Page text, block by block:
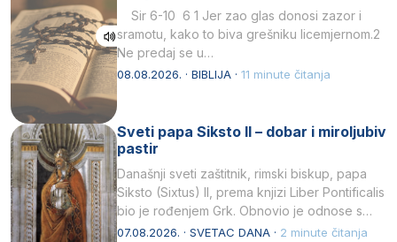
Sir 6-10 6 1 Jer zao glas donosi zazor i
sramotu, kako to biva grešniku licemjernom.2
Ne predaj se u…
08.08.2026. · BIBLIJA · 11 minute čitanja
Sveti papa Siksto II – dobar i miroljubiv
pastir
Današnji sveti zaštitnik, rimski biskup, papa
Siksto (Sixtus) II, prema knjizi Liber Pontificalis
bio je rođenjem Grk. Obnovio je odnose s
afričkim…
07.08.2026. · SVETAC DANA · 2 minute čitanja